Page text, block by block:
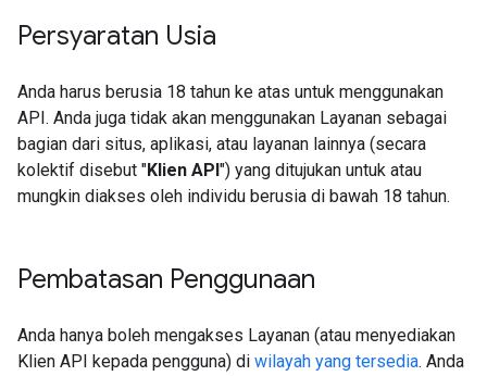
Persyaratan Usia
Anda harus berusia 18 tahun ke atas untuk menggunakan
API. Anda juga tidak akan menggunakan Layanan sebagai
bagian dari situs, aplikasi, atau layanan lainnya (secara
kolektif disebut "Klien API") yang ditujukan untuk atau
mungkin diakses oleh individu berusia di bawah 18 tahun.
Pembatasan Penggunaan
Anda hanya boleh mengakses Layanan (atau menyediakan
Klien API kepada pengguna) di wilayah yang tersedia. Anda